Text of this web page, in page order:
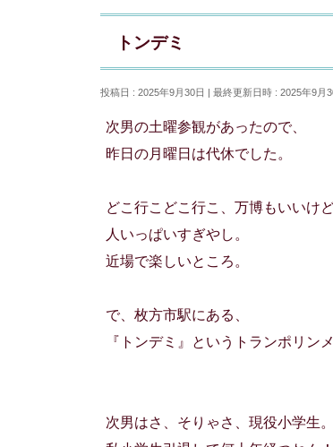
トンデミ
投稿日 : 2025年9月30日 最終更新日時 : 2025年9月
次男の土曜参観があったので、
昨日の月曜日は代休でした。
どこ行こどこ行こ、万博もいいけど
人いっぱいすぎやし。
近場で楽しいところ。
で、枚方市駅にある、
『トンデミ』というトランポリン
次男はさ、そりゃさ、現役小学生。